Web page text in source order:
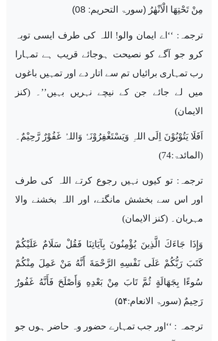
مِنْ تَحْتِھَا الْاَنْھٰرُ (سورۃ التحریم: 08)
ترجمہ: ‘‘اے ایمان والو! اللہ کی طرف ایسی توبہ
کرو جو آگے کو نصیحت ہوجائے قریب ہے تمہارا
رب تمہاری برائیاں تم سے اتار دے اور تمہیں باغوں
میں لے جائے جن کے نیچے نہریں بہیں’’۔ (کنز
الایمان)
اَفَلَا یَتُوْبُوْنَ اِلَى اللہِ وَیَسْتَغْفِرُوْنَہٗ وَاللہُ غَفُوْرٌ رَّحِیْمٌ ۔
(المائدۃ:74)
ترجمہ: تو کیوں نہیں رجوع کرتے اللہ کی طرف
اور اس سے بخشش مانگتے، اور اللہ بخشنے والا
مہربان۔ (کنز الایمان)
وَإِذَا جَاءَكَ الَّذِينَ يُؤْمِنُونَ بِآيَاتِنَا فَقُلْ سَلَامٌ عَلَيْكُمْ
كَتَبَ رَبُّكُمْ عَلَى نَفْسِهِ الرَّحْمَةَ أَنَّهُ مَنْ عَمِلَ مِنْكُمْ
سُوءًا بِجَهَالَةٍ ثُمَّ تَابَ مِنْ بَعْدِهِ وَأَصْلَحَ فَأَنَّهُ غَفُورٌ
رَحِيمٌ (سورۃ الانعام:۵۴)
ترجمہ : ‘‘اور جب تمہارے حضور وہ حاضر ہوں جو